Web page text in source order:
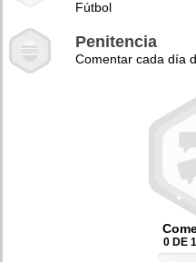
Fútbol
Penitencia
Comentar cada día
0 DE